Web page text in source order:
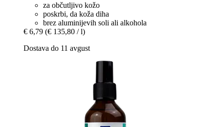
za občutljivo kožo
poskrbi, da koža diha
brez aluminijevih soli ali alkohola
€ 6,79 (€ 135,80 / l)
Dostava do 11 avgust